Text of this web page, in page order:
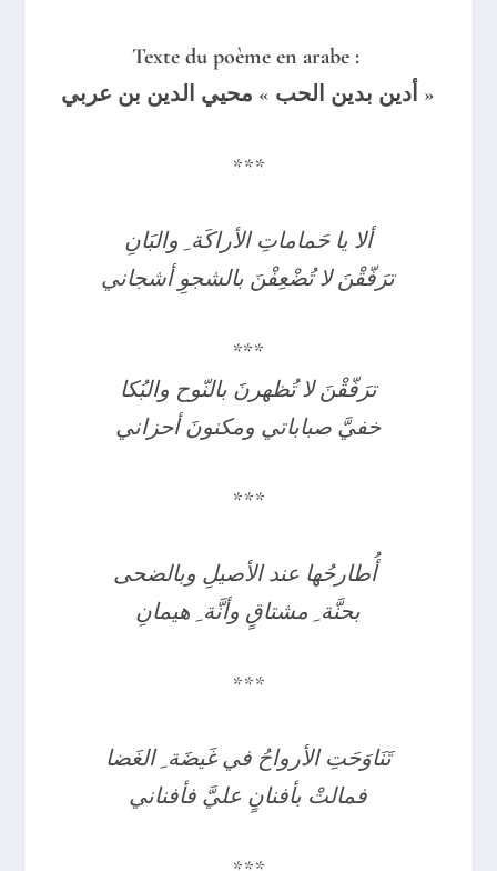
Texte du poème en arabe :
أدين بدين الحب » محيي الدين بن عرب ي »
***
ألا يا حَماماتِ الأراكَة ِ والبَانِ
ترَفّقْنَ لا تُضْعِفْنَ بالشجوِ أشجاني
***
ترَفّقْنَ لا تُظهرنَ بالنّوح والبُكا
خفيَّ صباباتي ومكنونَ أحزاني
***
أُطارحُها عند الأصيلِ وبالضحى
بحنَّة ِ مشتاقٍ وأنَّة ِ هيمانِ
***
تَنَاوَحَتِ الأرواحُ في غَيضَة ِ الغَضا
فمالتْ بأفنانٍ عليَّ فأفناني